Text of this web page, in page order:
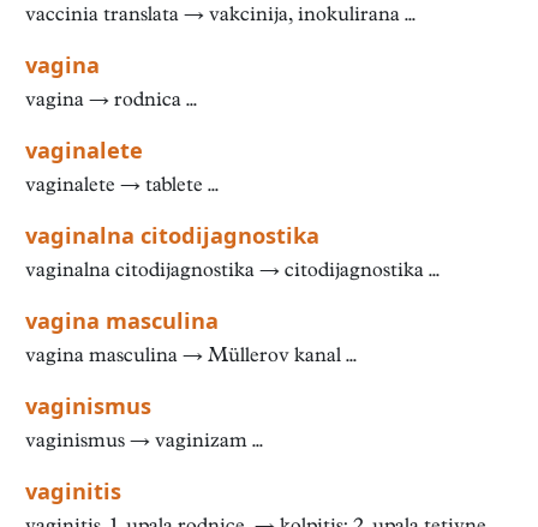
vaccinia translata → vakcinija, inokulirana ...
vagina
vagina → rodnica ...
vaginalete
vaginalete → tablete ...
vaginalna citodijagnostika
vaginalna citodijagnostika → citodijagnostika ...
vagina masculina
vagina masculina → Müllerov kanal ...
vaginismus
vaginismus → vaginizam ...
vaginitis